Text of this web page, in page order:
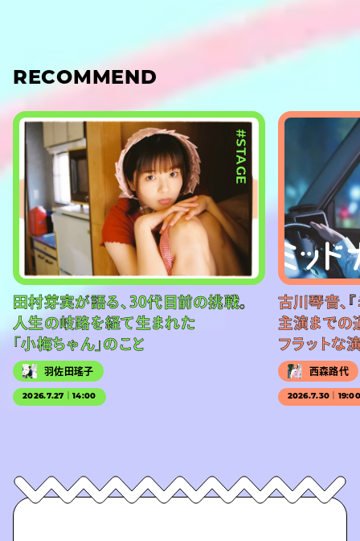
RECOMMEND
#STAGE
田村芽実が語る、30代目前の挑戦。
人生の岐路を経て生まれた
「小梅ちゃん」のこと
羽佐田瑤子
2026.7.27｜14:00
古川琴音、
主演までの
フラットな
西森路代
2026.7.30｜